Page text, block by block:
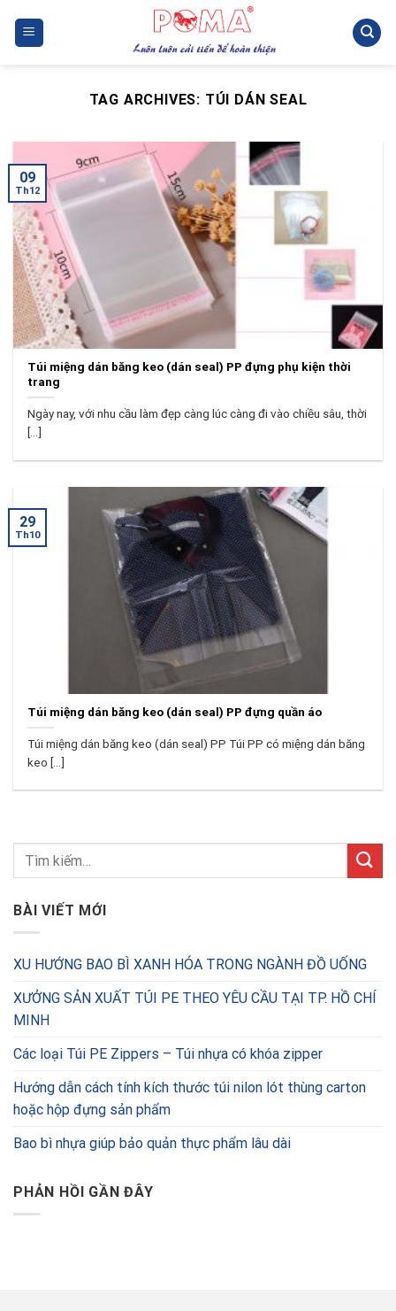
TAG ARCHIVES: TÚI DÁN SEAL
Túi miệng dán băng keo (dán seal) PP đựng phụ kiện thời
trang
Ngày nay, với nhu cầu làm đẹp càng lúc càng đi vào chiều sâu, thời
[...]
09
Th12
Túi miệng dán băng keo (dán seal) PP đựng quần áo
Túi miệng dán băng keo (dán seal) PP Túi PP có miệng dán băng
keo [...]
29
Th10
BÀI VIẾT MỚI
XU HƯỚNG BAO BÌ XANH HÓA TRONG NGÀNH ĐỒ UỐNG
XƯỞNG SẢN XUẤT TÚI PE THEO YÊU CẦU TẠI TP. HỒ CHÍ
MINH
Các loại Túi PE Zippers – Túi nhựa có khóa zipper
Hướng dẫn cách tính kích thước túi nilon lót thùng carton
hoặc hộp đựng sản phẩm
Bao bì nhựa giúp bảo quản thực phẩm lâu dài
PHẢN HỒI GẦN ĐÂY